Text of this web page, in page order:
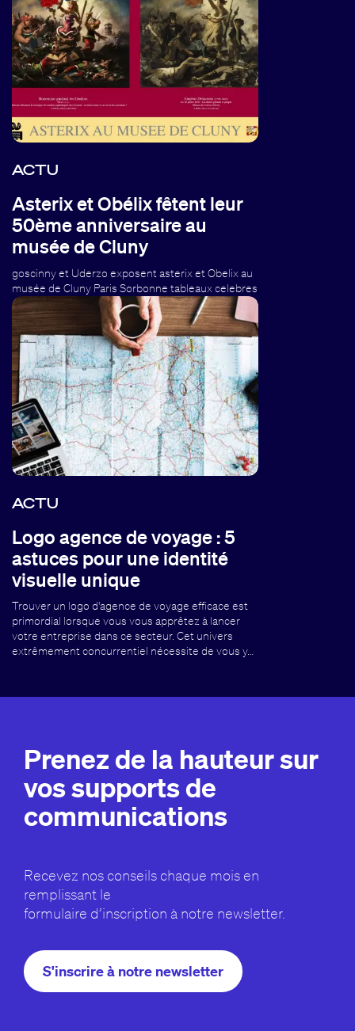
ACTU
Asterix et Obélix fêtent leur
50ème anniversaire au
musée de Cluny
goscinny et Uderzo exposent asterix et Obelix au
musée de Cluny Paris Sorbonne tableaux celebres
ACTU
Logo agence de voyage : 5
astuces pour une identité
visuelle unique
Trouver un logo d'agence de voyage efficace est
primordial lorsque vous vous apprêtez à lancer
votre entreprise dans ce secteur. Cet univers
extrêmement concurrentiel nécessite de vous y…
Prenez de la hauteur sur
vos supports de
communications
Recevez nos conseils chaque mois en
remplissant le
formulaire d’inscription à notre newsletter.
S'inscrire à notre newsletter